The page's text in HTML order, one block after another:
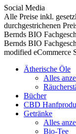
Social Media
Alle Preise inkl.
durchgestrichenen
Bernds BIO
Bernds BIO
modified eCommerce
Ätherische Öle
Alles
Bücher
CBD
Getränke
Alles
Bio-Tee